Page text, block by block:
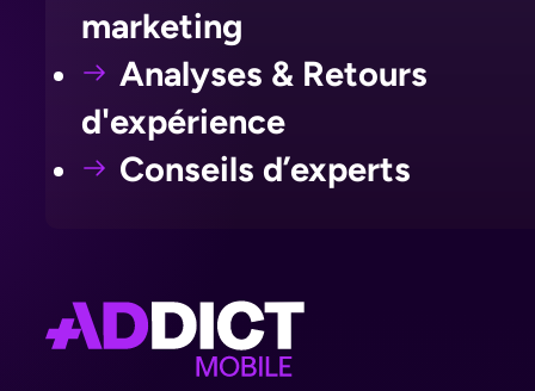
marketing
Analyses & Retours
d'expérience
Conseils d’experts